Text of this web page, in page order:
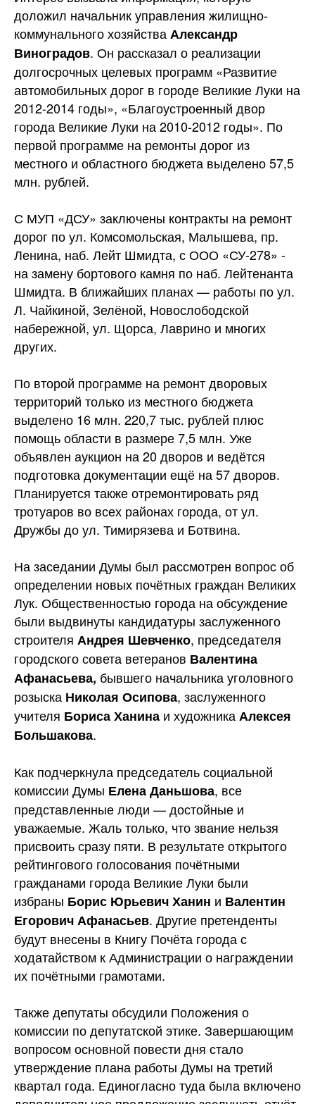
доложил начальник управления жилищно-
коммунального хозяйстваАлександр
Виноградов. Он рассказал о реализации
долгосрочных целевых программ «Развитие
автомобильных дорог в городе Великие Луки на
2012-2014 годы», «Благоустроенный двор
города Великие Луки на 2010-2012 годы». По
первой программе на ремонты дорог из
местного и областного бюджета выделено 57,5
млн. рублей.
С МУП «ДСУ» заключены контракты на ремонт
дорог по ул. Комсомольская, Малышева, пр.
Ленина, наб. Лейт Шмидта, с ООО «СУ-278» -
на замену бортового камня по наб. Лейтенанта
Шмидта. В ближайших планах — работы по ул.
Л. Чайкиной, Зелёной, Новослободской
набережной, ул. Щорса, Лаврино и многих
других.
По второй программе на ремонт дворовых
территорий только из местного бюджета
выделено 16 млн. 220,7 тыс. рублей плюс
помощь области в размере 7,5 млн. Уже
объявлен аукцион на 20 дворов и ведётся
подготовка документации ещё на 57 дворов.
Планируется также отремонтировать ряд
тротуаров во всех районах города, от ул.
Дружбы до ул. Тимирязева и Ботвина.
На заседании Думы был рассмотрен вопрос об
определении новых почётных граждан Великих
Лук. Общественностью города на обсуждение
были выдвинуты кандидатуры заслуженного
строителя Андрея Шевченко, председателя
городского совета ветеранов Валентина
Афанасьева, бывшего начальника уголовного
розыска Николая Осипова, заслуженного
учителя Бориса Ханина и художникаАлексея
Большакова.
Как подчеркнула председатель социальной
комиссии Думы Елена Даньшова, все
представленные люди — достойные и
уважаемые. Жаль только, что звание нельзя
присвоить сразу пяти. В результате открытого
рейтингового голосования почётными
гражданами города Великие Луки были
избраны Борис Юрьевич Ханин и Валентин
Егорович Афанасьев. Другие претенденты
будут внесены в Книгу Почёта города с
ходатайством к Администрации о награждении
их почётными грамотами.
Также депутаты обсудили Положения о
комиссии по депутатской этике. Завершающим
вопросом основной повести дня стало
утверждение плана работы Думы на третий
квартал года. Единогласно туда была включено